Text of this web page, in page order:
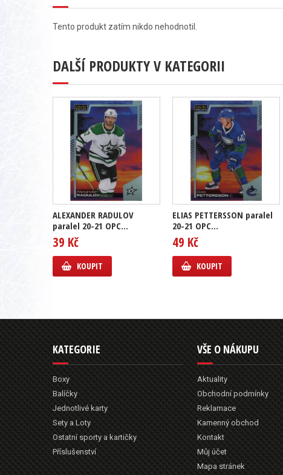
Tento produkt zatím nikdo nehodnotil.
DALŠÍ PRODUKTY V KATEGORII
ALEXANDER RADULOV
paralel 20-21 OPC...
39 Kč
KOUPIT
ELIAS PETTERSSON paralel
20-21 OPC...
49 Kč
KOUPIT
KATEGORIE
Boxy
Balíčky
Jednotlivé karty
Sety a Loty
Ostatní sporty a kartičky
Příslušenství
VŠE O NÁKUPU
Aktuality
Obchodní podmínky
Reklamace
Kamenný obchod
Kontakt
Můj účet
Mapa stránek